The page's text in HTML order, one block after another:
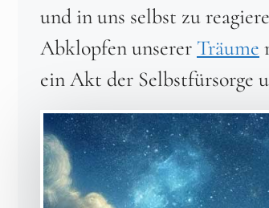
und in uns selbst zu
Abklopfen unserer Träume
ein Akt der Selbstfürsorge